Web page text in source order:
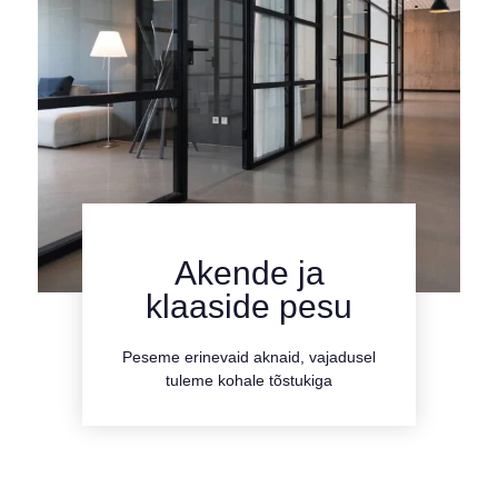
Akende ja
klaaside pesu
Peseme erinevaid aknaid, vajadusel
tuleme kohale tõstukiga
Tutvu teenusega
kliki siia